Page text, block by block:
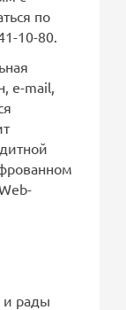
по
10-80.
e-mail,
рады